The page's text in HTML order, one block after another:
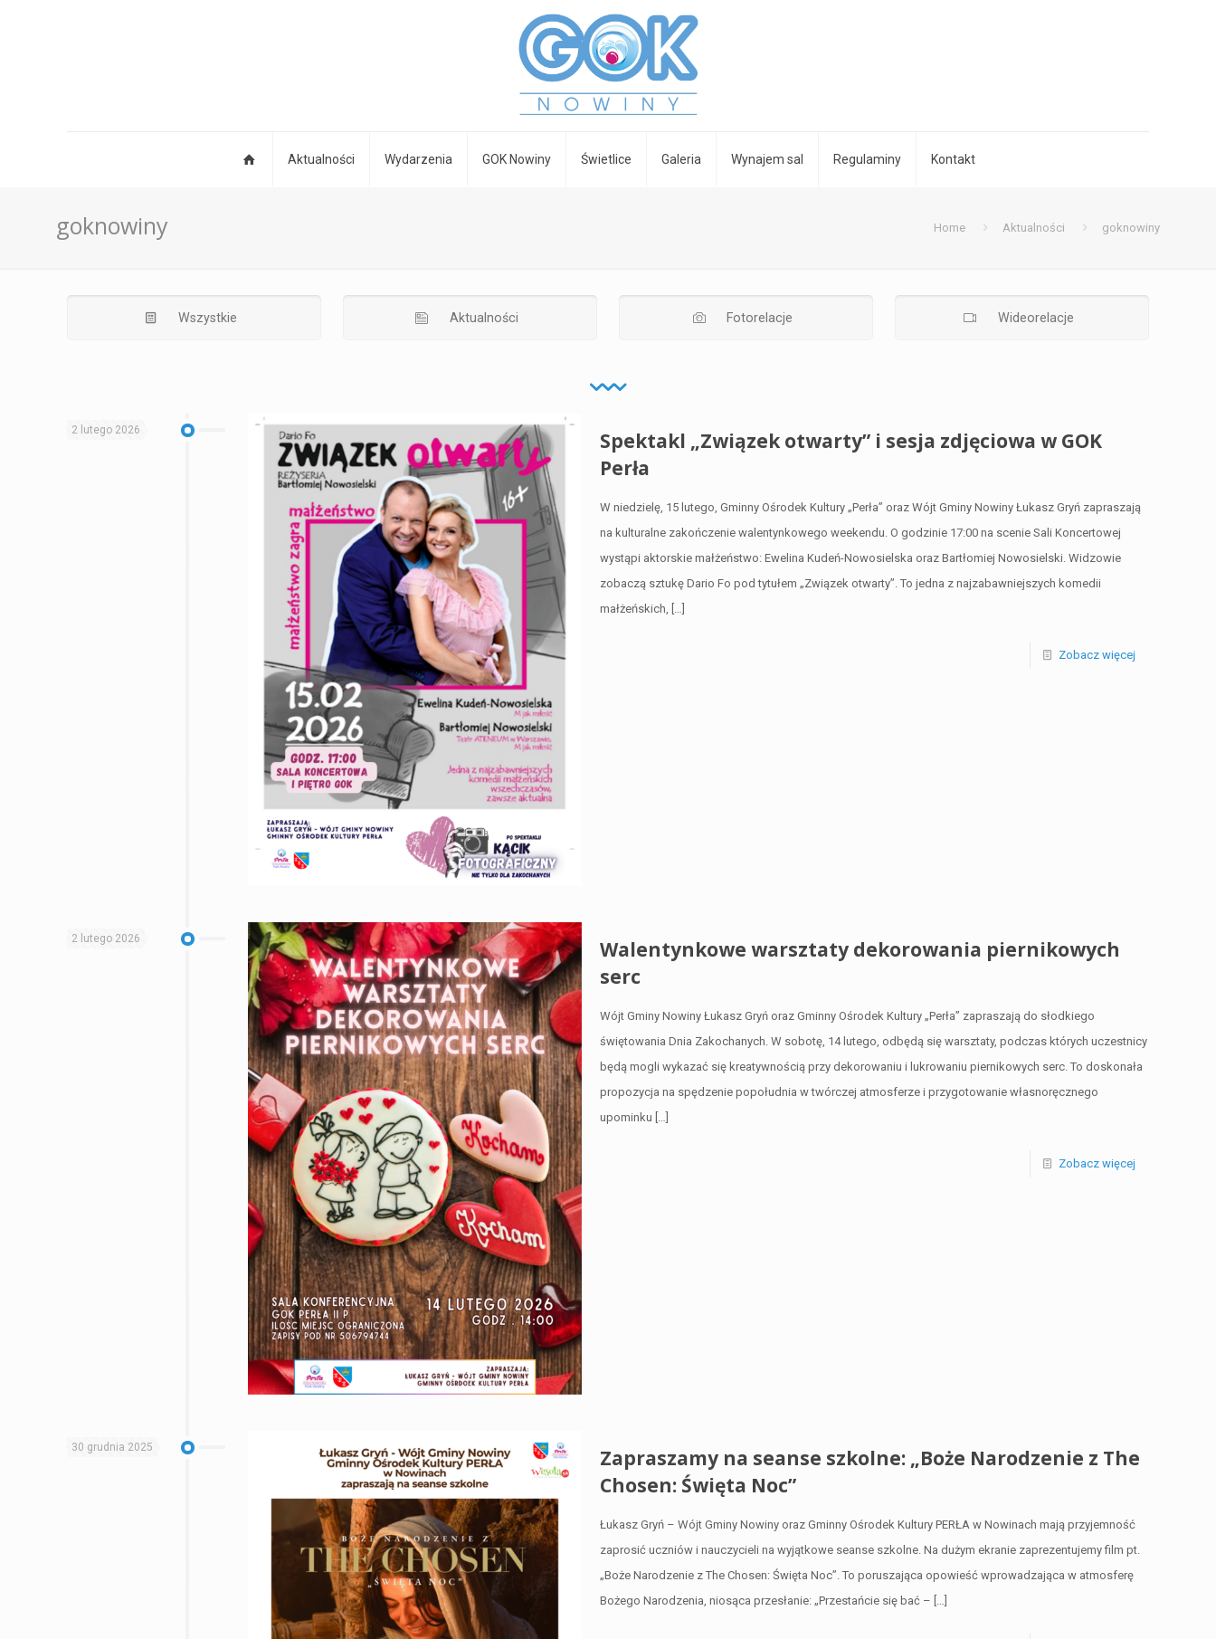
Aktualności Wydarzenia GOK Nowiny Świetlice Galeria Wynajem sal Regulaminy Kontakt
goknowiny Home Aktualności goknowiny
Wszystkie Aktualności Fotorelacje Wideorelacje
2 lutego 2026
Spektakl „Związek otwarty” i sesja zdjęciowa w GOK
Perła
W niedzielę, 15 lutego, Gminny Ośrodek Kultury „Perła” oraz Wójt Gminy Nowiny Łukasz Gryń zapraszają
na kulturalne zakończenie walentynkowego weekendu. O godzinie 17:00 na scenie Sali Koncertowej
wystąpi aktorskie małżeństwo: Ewelina Kudeń-Nowosielska oraz Bartłomiej Nowosielski. Widzowie
zobaczą sztukę Dario Fo pod tytułem „Związek otwarty”. To jedna z najzabawniejszych komedii
małżeńskich, […]
Zobacz więcej
2 lutego 2026
Walentynkowe warsztaty dekorowania piernikowych
serc
Wójt Gminy Nowiny Łukasz Gryń oraz Gminny Ośrodek Kultury „Perła” zapraszają do słodkiego
świętowania Dnia Zakochanych. W sobotę, 14 lutego, odbędą się warsztaty, podczas których uczestnicy
będą mogli wykazać się kreatywnością przy dekorowaniu i lukrowaniu piernikowych serc. To doskonała
propozycja na spędzenie popołudnia w twórczej atmosferze i przygotowanie własnoręcznego
upominku […]
Zobacz więcej
30 grudnia 2025
Zapraszamy na seanse szkolne: „Boże Narodzenie z The
Chosen: Święta Noc”
Łukasz Gryń – Wójt Gminy Nowiny oraz Gminny Ośrodek Kultury PERŁA w Nowinach mają przyjemność
zaprosić uczniów i nauczycieli na wyjątkowe seanse szkolne. Na dużym ekranie zaprezentujemy film pt.
„Boże Narodzenie z The Chosen: Święta Noc”. To poruszająca opowieść wprowadzająca w atmosferę
Bożego Narodzenia, niosąca przesłanie: „Przestańcie się bać – […]